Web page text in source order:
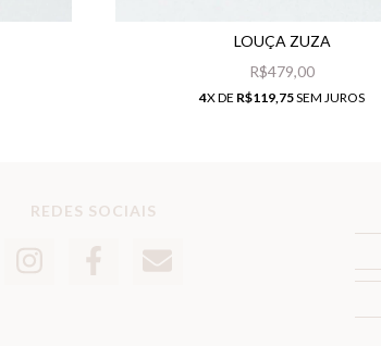
LOUÇA ZUZA
R$479,00
4X DE R$119,75SEM JUROS
REDES SOCIAIS